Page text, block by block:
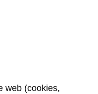
web (cookies,